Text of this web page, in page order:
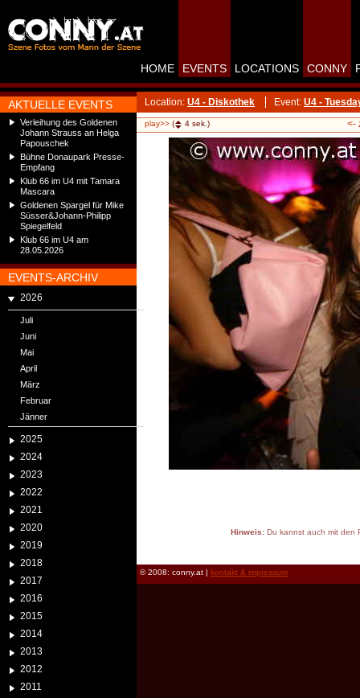
AKTUELLE EVENTS
Verleihung des Goldenen
Johann Strauss an Helga
Papouschek
Bühne Donaupark Presse-
Empfang
Klub 66 im U4 mit Tamara
Mascara
Goldenen Spargel für Mike
Süsser&Johann-Philipp
Spiegelfeld
Klub 66 im U4 am
28.05.2026
EVENTS-ARCHIV
2026
Juli
Juni
Mai
April
März
Februar
Jänner
2025
2024
2023
2022
2021
2020
2019
2018
2017
2016
2015
2014
2013
2012
2011
HOME EVENTS LOCATIONS CONNY
Location: U4 - Diskothek Event: U4 -
play>> ( 4 sek.) <-
Hinweis:Du kannst auch mit den
© 2008: conny.at | kontakt & impressum